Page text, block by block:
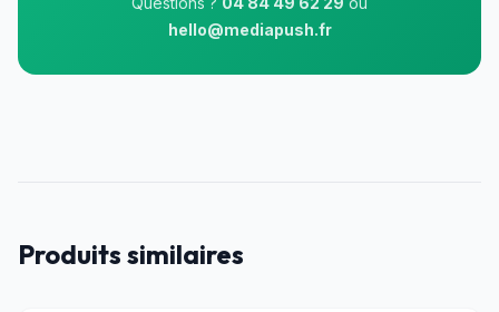
hello@mediapush.fr
Produits similaires